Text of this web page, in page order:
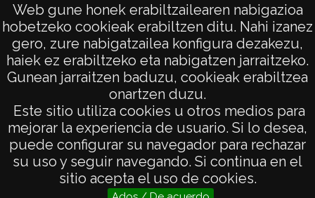
Web gune honek erabiltzailearen nabigazioa
hobetzeko cookieak erabiltzen ditu. Nahi izanez
gero, zure nabigatzailea konfigura dezakezu,
haiek ez erabiltzeko eta nabigatzen jarraitzeko.
Gunean jarraitzen baduzu, cookieak erabiltzea
onartzen duzu.
Este sitio utiliza cookies u otros medios para
mejorar la experiencia de usuario. Si lo desea,
puede configurar su navegador para rechazar
su uso y seguir navegando. Si continua en el
sitio acepta el uso de cookies.
Vista
AVISO LEGAL
POLÍTICA DE PRIVACIDAD
ACCESIBILIDAD
ATENCIÓN CIUDADANA